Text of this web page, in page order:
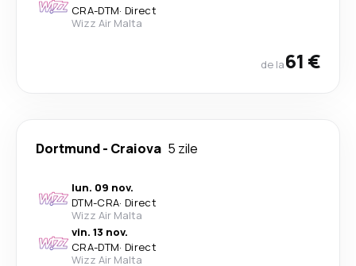
CRA-DTM· Direct
Wizz Air Malta
de la61 €
Dortmund- Craiova 5 zile
lun. 09 nov.
DTM-CRA· Direct
Wizz Air Malta
vin. 13 nov.
CRA-DTM· Direct
Wizz Air Malta